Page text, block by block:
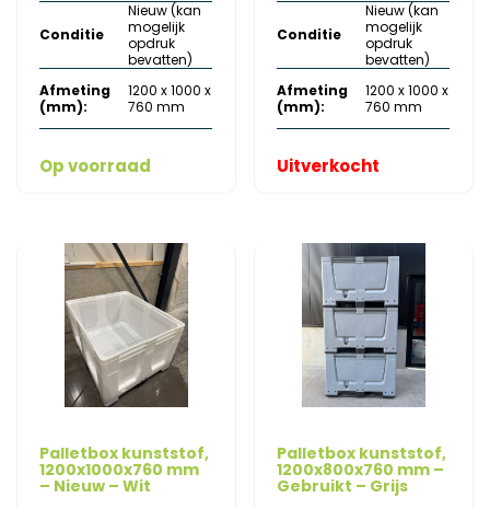
was:
€ 250,00.
is:
€ 130,00.
Conditie
Nieuw (kan
mogelijk
opdruk
bevatten)
Afmeting
(mm):
1200 x 1000 x
760 mm
Op voorraad
was:
€ 250,00.
is:
€ 130,00.
Conditie
Nieuw (kan
mogelijk
opdruk
bevatten)
Afmeting
(mm):
1200 x 1000 x
760 mm
Uitverkocht
Palletbox kunststof,
1200x1000x760 mm
– Nieuw – Wit
Palletbox kunststof,
1200x800x760 mm –
Gebruikt – Grijs